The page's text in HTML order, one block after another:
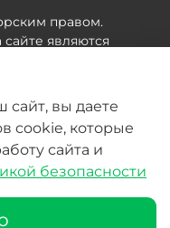
правом.
являются
о размещении
информации может
сайт, вы даете
cookie, которые
сайта и
безопасности